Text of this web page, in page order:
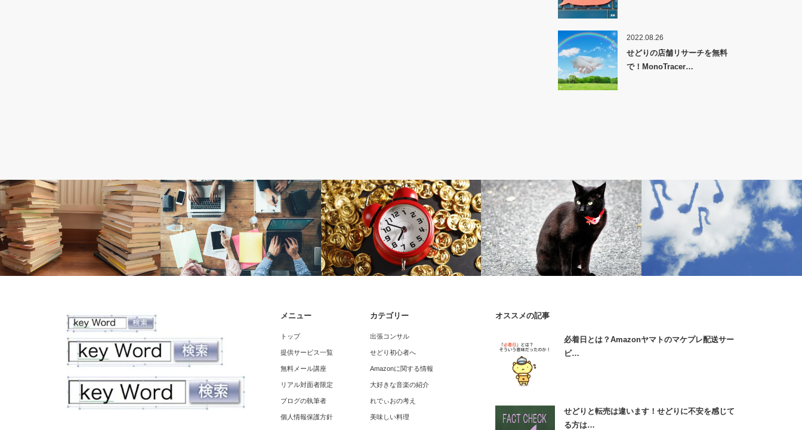
2022.08.26
せどりの店舗リサーチを無料
で！MonoTracer…
【プレゼント音声付】年末の大掃除で本
仕事を決める際に重要な３つの条件～即
答できない人はヤバイ！
Amazonのヤマト運輸専用ラベルの入手
方法を解説します！
出張せどりツアーで頂いた感想【音声15
オススメの記事
必着日とは？Amazonヤマトのマケプレ配送サー
ビ…
せどりと転売は違います！せどりに不安を感じて
る方は…
メニュー
トップ
提供サービス一覧
無料メール講座
リアル対面者限定
ブログの執筆者
個人情報保護方針
カテゴリー
出張コンサル
せどり初心者へ
Amazonに関する情報
大好きな音楽の紹介
れでぃおの考え
美味しい料理